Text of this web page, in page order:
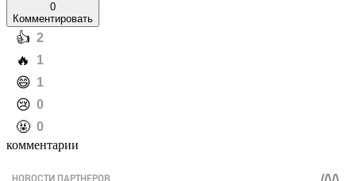
0
Комментировать
️👍 2
️🔥 1
️😄 1
️😢 0
️🤬 0
комментарии